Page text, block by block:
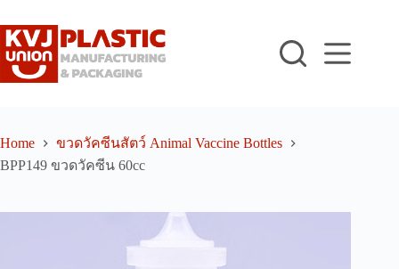
to
content
Home
ขวดวัคซีนสัตว์ Animal Vaccine Bottles
BPP149 ขวดวัคซีน 60cc